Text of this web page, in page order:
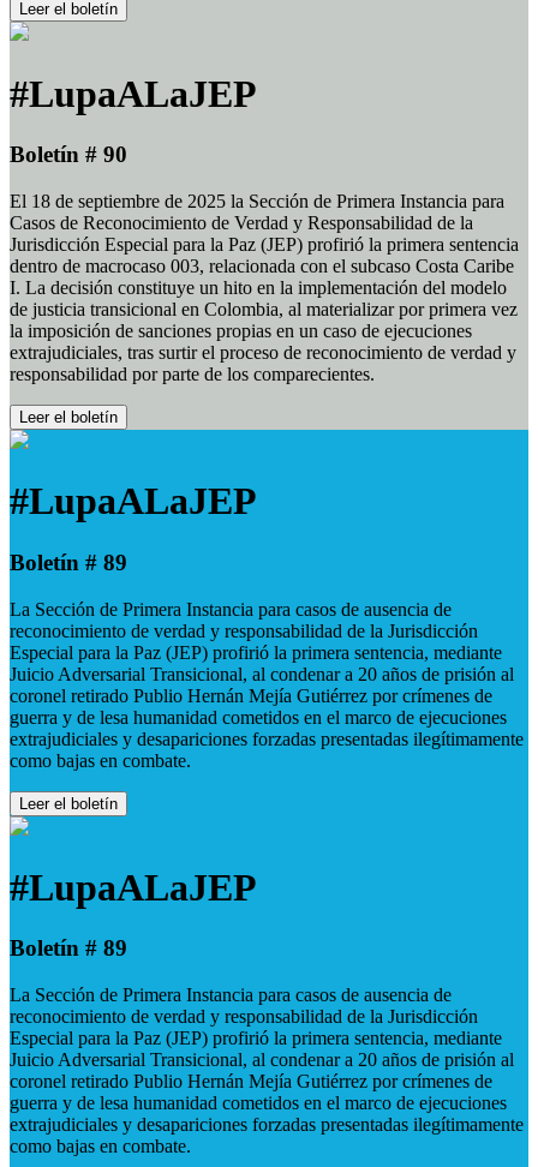
Leer el boletín
#LupaALaJEP
Boletín # 90
El 18 de septiembre de 2025 la Sección de Primera Instancia para
Casos de Reconocimiento de Verdad y Responsabilidad de la
Jurisdicción Especial para la Paz (JEP) profirió la primera sentencia
dentro de macrocaso 003, relacionada con el subcaso Costa Caribe
I. La decisión constituye un hito en la implementación del modelo
de justicia transicional en Colombia, al materializar por primera vez
la imposición de sanciones propias en un caso de ejecuciones
extrajudiciales, tras surtir el proceso de reconocimiento de verdad y
responsabilidad por parte de los comparecientes.
Leer el boletín
#LupaALaJEP
Boletín # 89
La Sección de Primera Instancia para casos de ausencia de
reconocimiento de verdad y responsabilidad de la Jurisdicción
Especial para la Paz (JEP) profirió la primera sentencia, mediante
Juicio Adversarial Transicional, al condenar a 20 años de prisión al
coronel retirado Publio Hernán Mejía Gutiérrez por crímenes de
guerra y de lesa humanidad cometidos en el marco de ejecuciones
extrajudiciales y desapariciones forzadas presentadas ilegítimamente
como bajas en combate.
Leer el boletín
#LupaALaJEP
Boletín # 89
La Sección de Primera Instancia para casos de ausencia de
reconocimiento de verdad y responsabilidad de la Jurisdicción
Especial para la Paz (JEP) profirió la primera sentencia, mediante
Juicio Adversarial Transicional, al condenar a 20 años de prisión al
coronel retirado Publio Hernán Mejía Gutiérrez por crímenes de
guerra y de lesa humanidad cometidos en el marco de ejecuciones
extrajudiciales y desapariciones forzadas presentadas ilegítimamente
como bajas en combate.